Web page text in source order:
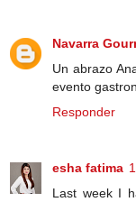
Navarra
Un abrazo
evento
Responder
esha fatima
Last week I